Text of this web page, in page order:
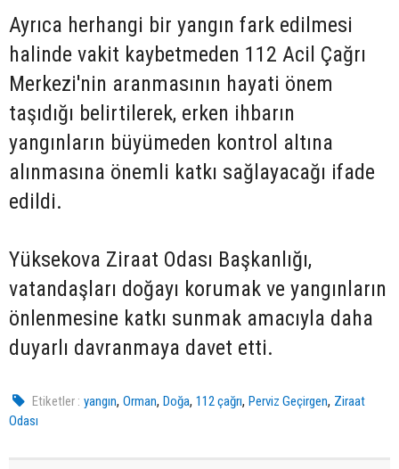
Ayrıca herhangi bir yangın fark edilmesi
halinde vakit kaybetmeden 112 Acil Çağrı
Merkezi'nin aranmasının hayati önem
taşıdığı belirtilerek, erken ihbarın
yangınların büyümeden kontrol altına
alınmasına önemli katkı sağlayacağı ifade
edildi.
Yüksekova Ziraat Odası Başkanlığı,
vatandaşları doğayı korumak ve yangınların
önlenmesine katkı sunmak amacıyla daha
duyarlı davranmaya davet etti.
Etiketler : yangın,Orman,Doğa,112 çağrı,Perviz Geçirgen, Ziraat
Odası